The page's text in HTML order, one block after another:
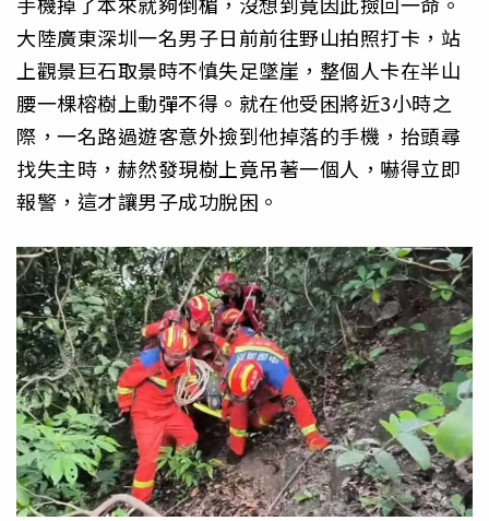
大陸廣東深圳一名男子日前前往野山拍照打卡，站
上觀景巨石取景時不慎失足墜崖，整個人卡在半山
腰一棵榕樹上動彈不得。就在他受困將近3小時之
際，一名路過遊客意外撿到他掉落的手機，抬頭尋
找失主時，赫然發現樹上竟吊著一個人，嚇得立即
報警，這才讓男子成功脫困。